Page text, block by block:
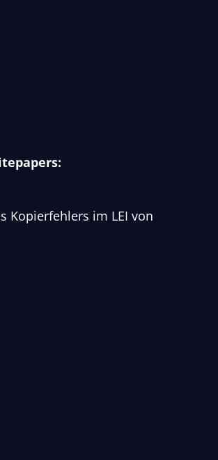
Kopierfehlers im LEI von